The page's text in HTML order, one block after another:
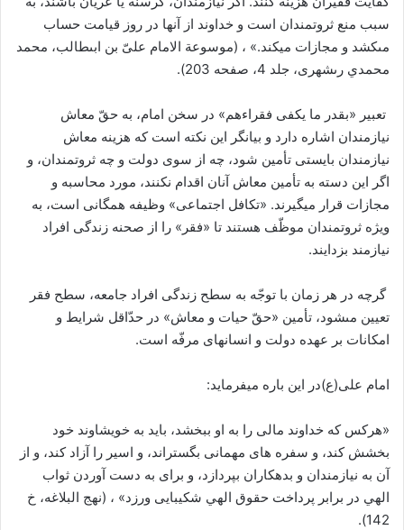
سبب منع ثروتمندان است و خداوند از آنها در روز قیامت حساب
مى‏کشد و مجازات می‏کند.» ، (موسوعة الامام علىّ بن ابى‏طالب، محمد
محمدي رى‏شهرى، جلد 4، صفحه 203).
تعبیر «بقدر ما یکفى فقراءهم» در سخن امام، به حقّ معاش
نیازمندان اشاره دارد و بیانگر این نکته است که هزینه معاش
نیازمندان بایستی تأمین شود، چه از سوى دولت و چه ثروتمندان، و
اگر این دسته به تأمین معاش آنان اقدام نکنند، مورد محاسبه و
مجازات قرار می‏گیرند. «تکافل اجتماعی» وظیفه همگانی است، به
ویژه ثروتمندان موظّف هستند تا «فقر» را از صحنه زندگى افراد
نیازمند بزدایند.
گرچه در هر زمان با توجّه به سطح زندگى افراد جامعه، سطح فقر
تعیین مى‏شود، تأمین «حقّ حیات و معاش» در حدّاقل شرایط و
امکانات بر عهده دولت و انسان‏هاى مرفّه است.
امام على‏(ع)در این باره می‏فرماید:
«هرکس که خداوند مالى را به او ببخشد، باید به خویشاوند خود
بخشش کند، و سفره ‏هاى مهمانی بگستراند، و اسیر را آزاد کند، و از
آن به نیازمندان و بدهکاران بپردازد، و برای به دست آوردن ثواب
الهي در برابر پرداخت حقوق الهي شکیبایی ورزد» ، (نهج البلاغه، خ
142).